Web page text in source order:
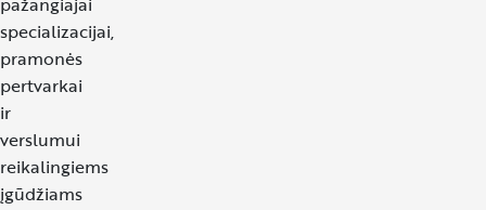
specializacijai,
pramonės
pertvarkai
ir
verslumui
reikalingiems
įgūdžiams